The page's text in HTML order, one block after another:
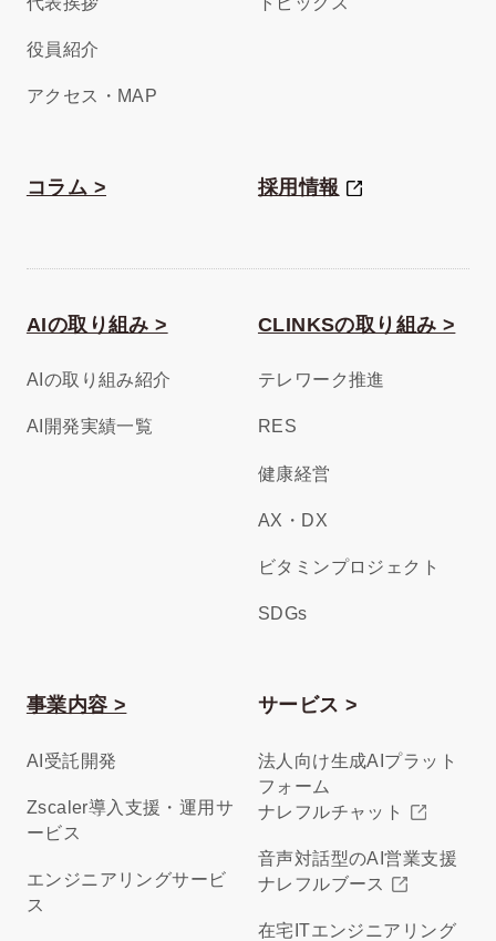
役員紹介
アクセス・MAP
コラム > 採用情報
AIの取り組み >
AIの取り組み紹介
AI開発実績一覧
CLINKSの取り組み >
テレワーク推進
RES
健康経営
AX・DX
ビタミンプロジェクト
SDGs
事業内容 >
AI受託開発
Zscaler導入支援・運用サ
ービス
エンジニアリングサービ
ス
サービス >
法人向け生成AIプラット
フォーム
ナレフルチャット
音声対話型のAI営業支援
ナレフルブース
在宅ITエンジニアリング